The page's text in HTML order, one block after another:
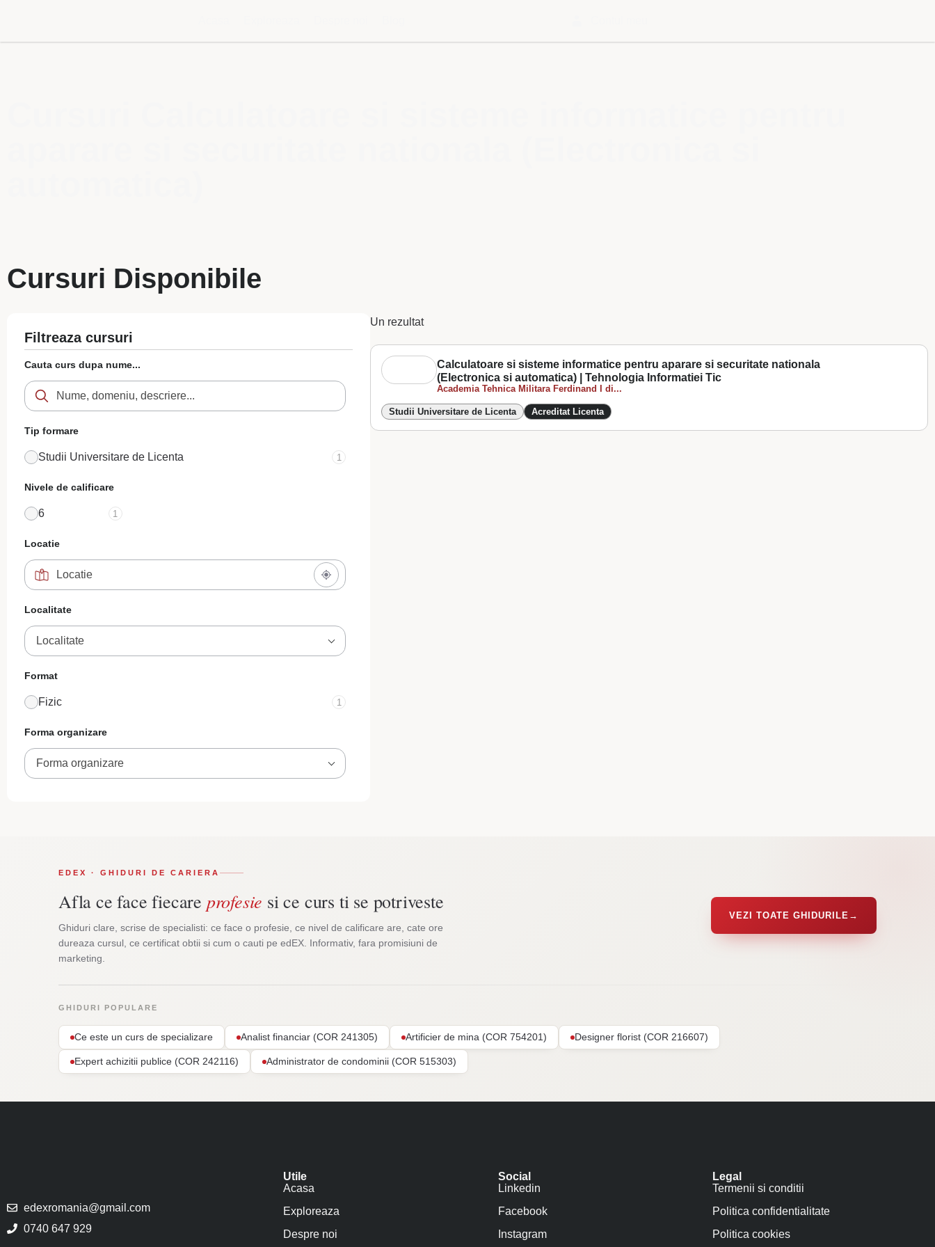
Cursuri Disponibile
Filtreaza cursuri
Cauta curs dupa nume...
Tip formare
Studii Universitare de Licenta 1
Nivele de calificare
6 1
Locatie
Localitate
Localitate
Format
Fizic 1
Forma organizare
Forma organizare
Un rezultat
Calculatoare si sisteme informatice pentru aparare si securitate nationala
(Electronica si automatica) | Tehnologia Informatiei Tic
Academia Tehnica Militara Ferdinand I di...
Studii Universitare de Licenta Acreditat Licenta
EDEX · GHIDURI DE CARIERA
Afla ce face fiecare profesie si ce curs ti se potriveste
Ghiduri clare, scrise de specialisti: ce face o profesie, ce nivel de calificare are, cate ore
dureaza cursul, ce certificat obtii si cum o cauti pe edEX. Informativ, fara promisiuni de
marketing.
VEZI TOATE GHIDURILE →
GHIDURI POPULARE
Ce este un curs de specializare Analist financiar (COR 241305) Artificier de mina (COR 754201) Designer florist (COR 216607)
Expert achizitii publice (COR 242116) Administrator de condominii (COR 515303)
edexromania@gmail.com
0740 647 929
Utile
Acasa
Exploreaza
Despre noi
Social
Linkedin
Facebook
Instagram
Legal
Termenii si conditii
Politica confidentialitate
Politica cookies